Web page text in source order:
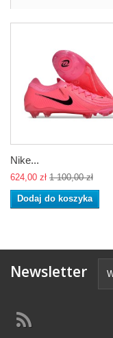
Nike...
624,00 zł 1 100,00 zł
Dodaj do koszyka
Newsletter